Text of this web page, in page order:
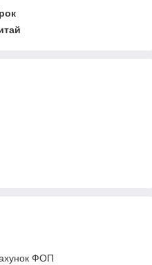
ФОП